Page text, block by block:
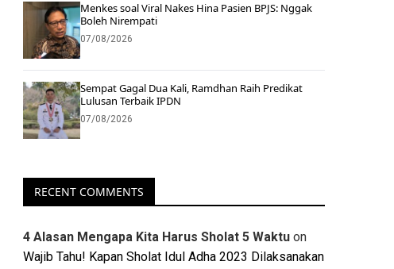
Menkes soal Viral Nakes Hina Pasien BPJS: Nggak
Boleh Nirempati
07/08/2026
Sempat Gagal Dua Kali, Ramdhan Raih Predikat
Lulusan Terbaik IPDN
07/08/2026
RECENT COMMENTS
4 Alasan Mengapa Kita Harus Sholat 5 Waktu on
Wajib Tahu! Kapan Sholat Idul Adha 2023 Dilaksanakan